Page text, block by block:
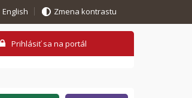
English Zmena kontrastu